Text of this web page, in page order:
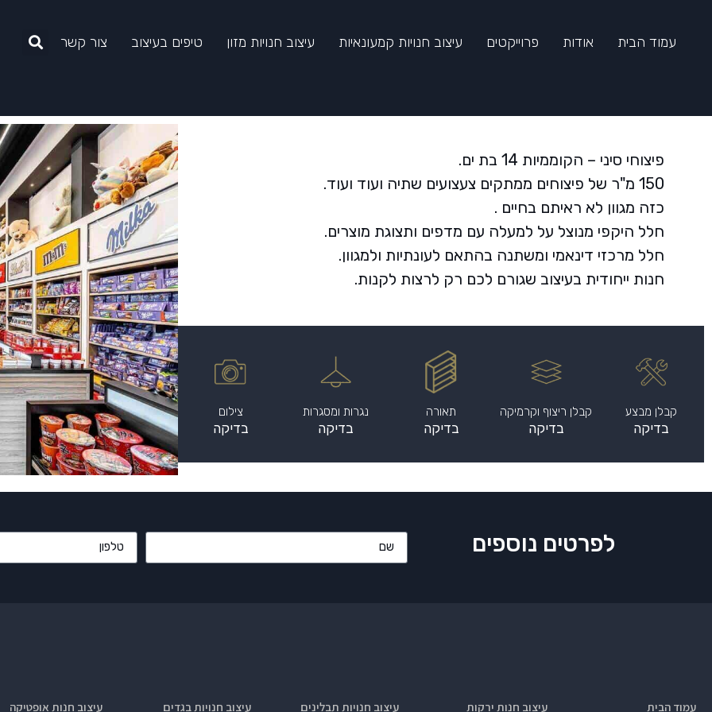
עמוד הבית אודות פרוייקטים עיצוב חנויות קמעונאיות עיצוב חנויות מזון טיפים בעיצוב צור קשר
פיצוחי סיני – הקוממיות 14 בת ים.
150 מ"ר של פיצוחים ממתקים צעצועים שתיה ועוד ועוד.
כזה מגוון לא ראיתם בחיים .
חלל היקפי מנוצל על למעלה עם מדפים ותצוגת מוצרים.
חלל מרכזי דינאמי ומשתנה בהתאם לעונתיות ולמגוון.
חנות ייחודית בעיצוב שגורם לכם רק לרצות לקנות.
קבלן מבצע
בדיקה
קבלן ריצוף וקרמיקה
בדיקה
תאורה
בדיקה
נגרות ומסגרות
בדיקה
צילום
בדיקה
לפרטים נוספים
עמוד הבית עיצוב חנות ירקות עיצוב חנויות תבלינים עיצוב חנויות בגדים עיצוב חנות אופטיקה